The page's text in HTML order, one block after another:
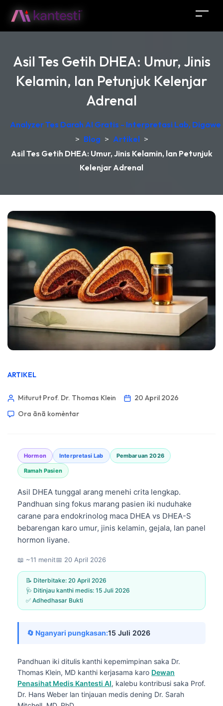
Asil Tes Getih DHEA: Umur, Jinis
Kelamin, lan Petunjuk Kelenjar
Adrenal
Analyzer Tes Darah AI Gratis - Interpretasi Lab, Digawe
> Blog > Artikel >
Asil Tes Getih DHEA: Umur, Jinis Kelamin, lan Petunjuk
Kelenjar Adrenal
ARTIKEL
Miturut Prof. Dr. Thomas Klein
20 April 2026
Ora ānā komèntar
Hormon Interpretasi Lab Pembaruan 2026
Ramah Pasien
Asil DHEA tunggal arang menehi crita lengkap.
Pandhuan sing fokus marang pasien iki nuduhake
carane para endokrinolog maca DHEA vs DHEA-S
bebarengan karo umur, jinis kelamin, gejala, lan panel
hormon liyane.
📖 ~11 menit📅 20 April 2026
📝 Diterbitake: 20 April 2026
🩺 Ditinjau kanthi medis: 15 Juli 2026
✅ Adhedhasar Bukti
🔄 Nganyari pungkasan:15 Juli 2026
Pandhuan iki ditulis kanthi kepemimpinan saka Dr.
Thomas Klein, MD kanthi kerjasama karo Dewan
Penasihat Medis Kantesti AI, kalebu kontribusi saka Prof.
Dr. Hans Weber lan tinjauan medis dening Dr. Sarah